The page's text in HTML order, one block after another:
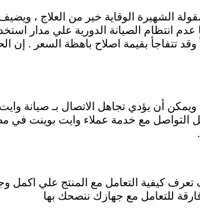
المقولة الشهيرة الوقاية خير من
عدم انتظام الصيانة الدورية علي مدار
تتفاجأ بقيمة اصلاح باهظة السعر .
ويمكن أن يؤدي تجاهل الاتصال بـ صيانة
التواصل مع خدمة عملاء وايت بوينت
كيفية التعامل مع المنتج علي اكمل
للتعامل مع جهازك ننصحك بها